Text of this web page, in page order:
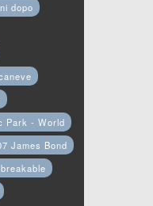
dopo
Park - World
James Bond